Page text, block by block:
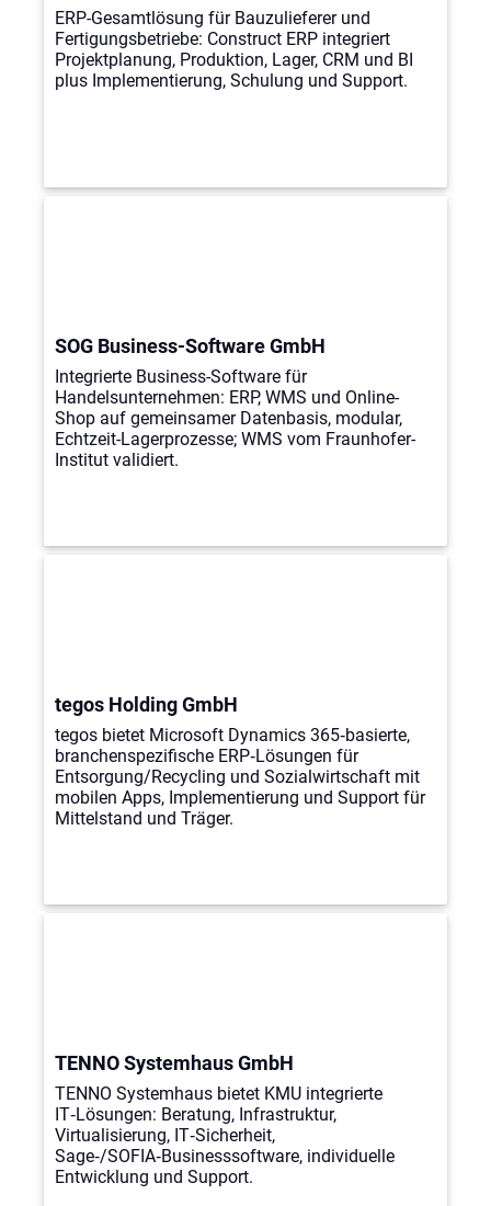
ERP-Gesamtlösung für Bauzulieferer und
Fertigungsbetriebe: Construct ERP integriert
Projektplanung, Produktion, Lager, CRM und BI
plus Implementierung, Schulung und Support.
SOG Business-Software GmbH
Integrierte Business-Software für
Handelsunternehmen: ERP, WMS und Online-
Shop auf gemeinsamer Datenbasis, modular,
Echtzeit-Lagerprozesse; WMS vom Fraunhofer-
Institut validiert.
tegos Holding GmbH
tegos bietet Microsoft Dynamics 365‑basierte,
branchenspezifische ERP‑Lösungen für
Entsorgung/Recycling und Sozialwirtschaft mit
mobilen Apps, Implementierung und Support für
Mittelstand und Träger.
TENNO Systemhaus GmbH
TENNO Systemhaus bietet KMU integrierte
IT‑Lösungen: Beratung, Infrastruktur,
Virtualisierung, IT‑Sicherheit,
Sage‑/SOFIA‑Businesssoftware, individuelle
Entwicklung und Support.